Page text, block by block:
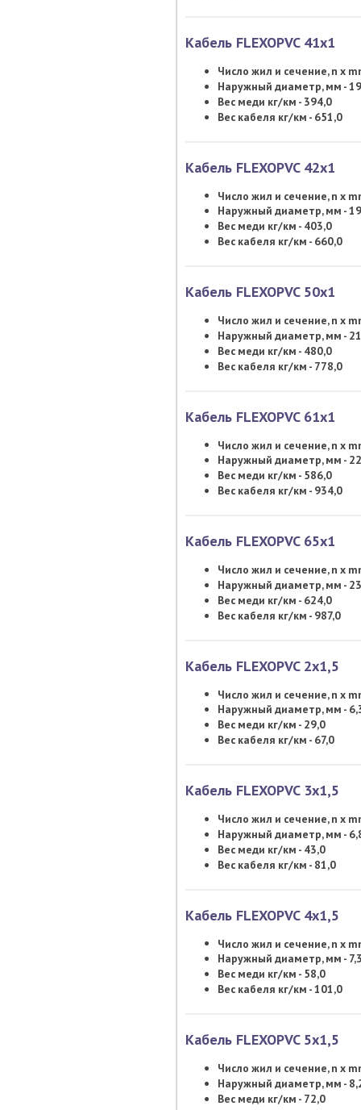
Кабель FLEXOPVC 41х1
Число жил и сечение, n x
Наружный диаметр, мм -
Вес меди кг/км - 394,0
Вес кабеля кг/км - 651,0
Кабель FLEXOPVC 42х1
Число жил и сечение, n x
Наружный диаметр, мм -
Вес меди кг/км - 403,0
Вес кабеля кг/км - 660,0
Кабель FLEXOPVC 50х1
Число жил и сечение, n x
Наружный диаметр, мм -
Вес меди кг/км - 480,0
Вес кабеля кг/км - 778,0
Кабель FLEXOPVC 61х1
Число жил и сечение, n x
Наружный диаметр, мм -
Вес меди кг/км - 586,0
Вес кабеля кг/км - 934,0
Кабель FLEXOPVC 65х1
Число жил и сечение, n x
Наружный диаметр, мм -
Вес меди кг/км - 624,0
Вес кабеля кг/км - 987,0
Кабель FLEXOPVC 2х1,5
Число жил и сечение, n x
Наружный диаметр, мм -
Вес меди кг/км - 29,0
Вес кабеля кг/км - 67,0
Кабель FLEXOPVC 3х1,5
Число жил и сечение, n x
Наружный диаметр, мм -
Вес меди кг/км - 43,0
Вес кабеля кг/км - 81,0
Кабель FLEXOPVC 4х1,5
Число жил и сечение, n x
Наружный диаметр, мм -
Вес меди кг/км - 58,0
Вес кабеля кг/км - 101,0
Кабель FLEXOPVC 5х1,5
Число жил и сечение, n x
Наружный диаметр, мм -
Вес меди кг/км - 72,0